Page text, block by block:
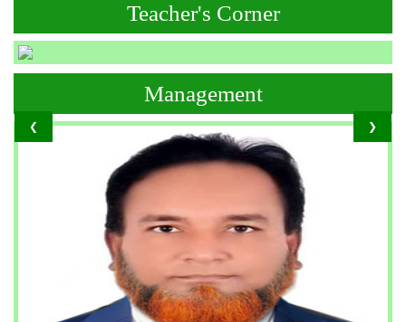
Teacher's Corner
❮ ❯
Management